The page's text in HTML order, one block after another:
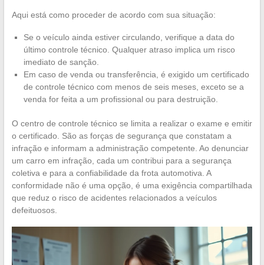
Aqui está como proceder de acordo com sua situação:
Se o veículo ainda estiver circulando, verifique a data do
último controle técnico. Qualquer atraso implica um risco
imediato de sanção.
Em caso de venda ou transferência, é exigido um certificado
de controle técnico com menos de seis meses, exceto se a
venda for feita a um profissional ou para destruição.
O centro de controle técnico se limita a realizar o exame e emitir
o certificado. São as forças de segurança que constatam a
infração e informam a administração competente. Ao denunciar
um carro em infração, cada um contribui para a segurança
coletiva e para a confiabilidade da frota automotiva. A
conformidade não é uma opção, é uma exigência compartilhada
que reduz o risco de acidentes relacionados a veículos
defeituosos.